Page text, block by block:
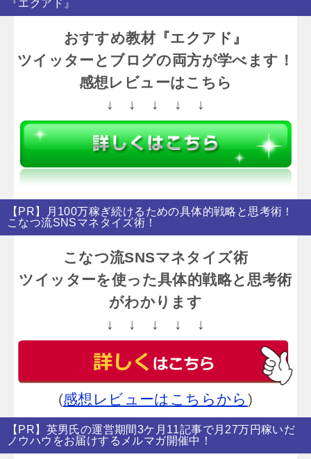
『エクアド』
おすすめ教材『エクアド』
ツイッターとブログの両方が学べます！
感想レビューはこちら
↓ ↓ ↓ ↓ ↓
【PR】月100万稼ぎ続けるための具体的戦略と思考術！
こなつ流SNSマネタイズ術！
こなつ流SNSマネタイズ術
ツイッターを使った具体的戦略と思考術
がわかります
↓ ↓ ↓ ↓ ↓
(感想レビューはこちらから )
【PR】英男氏の運営期間3ケ月11記事で月27万円稼いだ
ノウハウをお届けするメルマガ開催中！